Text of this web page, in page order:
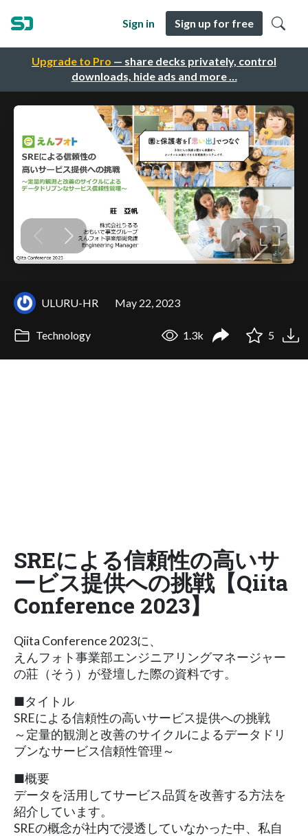
Upgrade to Pro — share decks privately, control
downloads, hide ads and more …
Sign in Sign up for free
ULURU-HR May 22, 2023
Technology 1.3k 5
SREによる信頼性の高いサ
ービス提供への挑戦【Qiita
Conference 2023】
Qiita Conference 2023に、
えんフォト事業部エンジニアリングマネージャー
の莊（そう）が登壇した際の資料です。
■タイトル
SREによる信頼性の高いサービス提供への挑戦
～定量的観測と改善のサイクルによるデータドリ
ブンなサービス信頼性管理～
■概要
データを活用してサービス品質を改善する方法を
紹介しています。
SREの概念が社内で浸透していなかった中、私自